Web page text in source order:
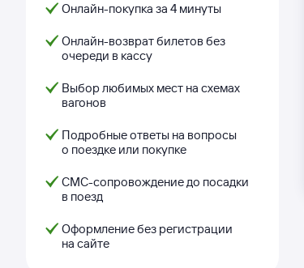
Онлайн-покупка за 4 минуты
Онлайн-возврат билетов без
очереди в кассу
Выбор любимых мест на схемах
вагонов
Подробные ответы на вопросы
о поездке или покупке
СМС-сопровождение до посадки
в поезд
Оформление без регистрации
на сайте